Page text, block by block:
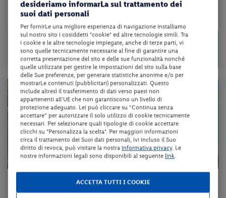
Disponibilità esaurita da515 €
a persona per 7 notti
desideriamo informarLa sul trattamento dei
suoi dati personali
Per fornirLe una migliore esperienza di navigazione installiamo
sul nostro sito i cosiddetti "cookie" ed altre tecnologie simili. Tra
i cookie e le altre tecnologie impiegate, anche di terze parti, vi
sono quelle tecnicamente necessarie al fine di garantire una
corretta presentazione del sito e delle sue funzionalità nonché
quelle utilizzate per gestire le impostazioni del sito sulla base
delle Sue preferenze, per generare statistiche anonime e/o per
mostrarLe contenuti (pubblicitari) personalizzati. Questo
include altresì il trasferimento di dati verso paesi non
appartenenti all'UE che non garantiscono un livello di
protezione adeguato. Lei può cliccare su “Continua senza
accettare” per autorizzare il solo utilizzo di cookie tecnicamente
necessari. Per selezionare quali tipologie di cookie accettare
clicchi su "Personalizza la scelta". Per maggiori informazioni
circa il trattamento dei Suoi dati personali, ivi incluso il Suo
diritto di revoca, può visitare la nostra informativa privacy. Le
nostre informazioni legali sono disponibili al seguente link.
ACCETTA TUTTI I COOKIE